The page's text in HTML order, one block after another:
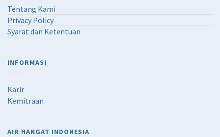
Tentang Kami
Privacy Policy
Syarat dan Ketentuan
INFORMASI
Karir
Kemitraan
AIR HANGAT INDONESIA